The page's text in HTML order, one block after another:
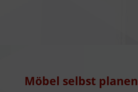
Möbel selbst planen